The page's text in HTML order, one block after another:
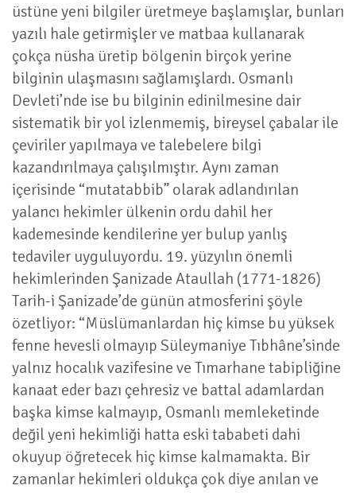
üstüne yeni bilgiler üretmeye başlamışlar, bunları
yazılı hale getirmişler ve matbaa kullanarak
çokça nüsha üretip bölgenin birçok yerine
bilginin ulaşmasını sağlamışlardı. Osmanlı
Devleti’nde ise bu bilginin edinilmesine dair
sistematik bir yol izlenmemiş, bireysel çabalar ile
çeviriler yapılmaya ve talebelere bilgi
kazandırılmaya çalışılmıştır. Aynı zaman
içerisinde “mutatabbib” olarak adlandırılan
yalancı hekimler ülkenin ordu dahil her
kademesinde kendilerine yer bulup yanlış
tedaviler uyguluyordu. 19. yüzyılın önemli
hekimlerinden Şanizade Ataullah (1771-1826)
Tarih-i Şanizade’de günün atmosferini şöyle
özetliyor: “Müslümanlardan hiç kimse bu yüksek
fenne hevesli olmayıp Süleymaniye Tıbhâne’sinde
yalnız hocalık vazifesine ve Tımarhane tabipliğine
kanaat eder bazı çehresiz ve battal adamlardan
başka kimse kalmayıp, Osmanlı memleketinde
değil yeni hekimliği hatta eski tababeti dahi
okuyup öğretecek hiç kimse kalmamakta. Bir
zamanlar hekimleri oldukça çok diye anılan ve